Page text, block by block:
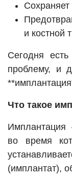
Сохраняет
и костной
Сегодня
проблему, и
Что такое
Имплантация
во время
(имплантат),